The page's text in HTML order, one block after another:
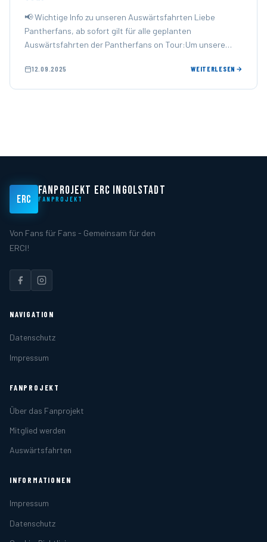
📢 Wichtige Info zu unseren Auswärtsfahrten Liebe
Pantherfans, ab sofort gilt für alle geplanten
Auswärtsfahrten der Pantherfans on Tour:Um unsere
12.09.2025 WEITERLESEN
ERC
FANPROJEKT ERC INGOLSTADT
FANPROJEKT
Von Fans für Fans - Gemeinsam für den
ERCI!
NAVIGATION
Datenschutz
Impressum
FANPROJEKT
Über das Fanprojekt
Mitglied werden
Auswärtsfahrten
INFORMATIONEN
Impressum
Datenschutz